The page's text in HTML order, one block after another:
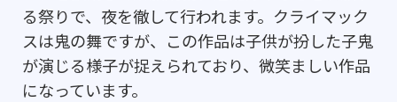
る祭りで、夜を徹して行われます。クライマック
スは鬼の舞ですが、この作品は子供が扮した子鬼
が演じる様子が捉えられており、微笑ましい作品
になっています。